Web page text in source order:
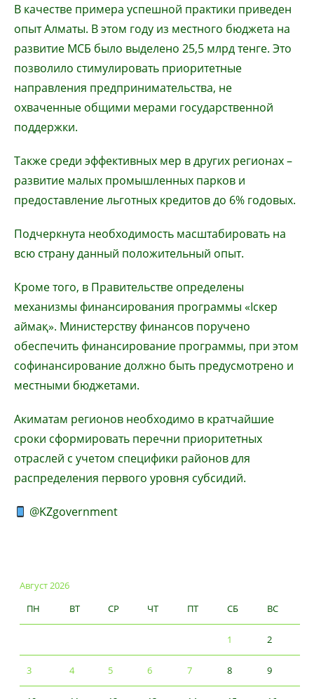
В качестве примера успешной практики приведен
опыт Алматы. В этом году из местного бюджета на
развитие МСБ было выделено 25,5 млрд тенге. Это
позволило стимулировать приоритетные
направления предпринимательства, не
охваченные общими мерами государственной
поддержки.
Также среди эффективных мер в других регионах –
развитие малых промышленных парков и
предоставление льготных кредитов до 6% годовых.
Подчеркнута необходимость масштабировать на
всю страну данный положительный опыт.
Кроме того, в Правительстве определены
механизмы финансирования программы «Іскер
аймақ». Министерству финансов поручено
обеспечить финансирование программы, при этом
софинансирование должно быть предусмотрено и
местными бюджетами.
Акиматам регионов необходимо в кратчайшие
сроки сформировать перечни приоритетных
отраслей с учетом специфики районов для
распределения первого уровня субсидий.
@KZgovernment
Август 2026
ПН
ВТ СР ЧТ ПТ СБ ВС
1 2
3 4 5 6 7 8 9